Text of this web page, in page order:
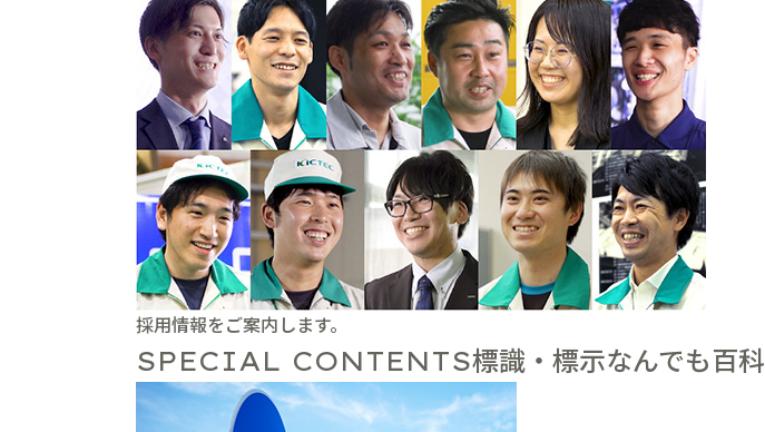
採用情報をご案内します。
SPECIAL CONTENTS標識・標示なんでも百科